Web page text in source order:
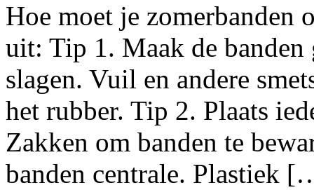
Hoe moet je zomerbanden
uit: Tip 1. Maak de
slagen. Vuil en andere
het rubber. Tip 2. Plaats
Zakken om banden te
banden centrale. Plastiek